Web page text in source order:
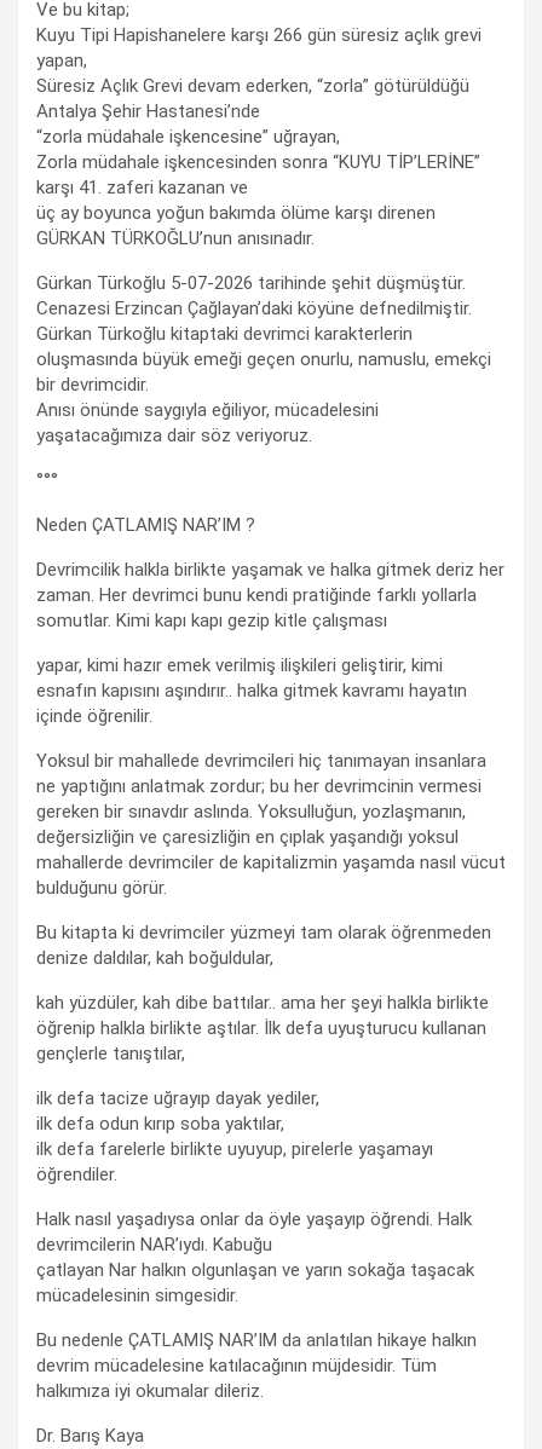
Ve bu kitap;
Kuyu Tipi Hapishanelere karşı 266 gün süresiz açlık grevi
yapan,
Süresiz Açlık Grevi devam ederken, “zorla” götürüldüğü
Antalya Şehir Hastanesi’nde
“zorla müdahale işkencesine” uğrayan,
Zorla müdahale işkencesinden sonra “KUYU TİP’LERİNE”
karşı 41. zaferi kazanan ve
üç ay boyunca yoğun bakımda ölüme karşı direnen
GÜRKAN TÜRKOĞLU’nun anısınadır.
Gürkan Türkoğlu 5-07-2026 tarihinde şehit düşmüştür.
Cenazesi Erzincan Çağlayan’daki köyüne defnedilmiştir.
Gürkan Türkoğlu kitaptaki devrimci karakterlerin
oluşmasında büyük emeği geçen onurlu, namuslu, emekçi
bir devrimcidir.
Anısı önünde saygıyla eğiliyor, mücadelesini
yaşatacağımıza dair söz veriyoruz.
°°°
Neden ÇATLAMIŞ NAR’IM ?
Devrimcilik halkla birlikte yaşamak ve halka gitmek deriz her
zaman. Her devrimci bunu kendi pratiğinde farklı yollarla
somutlar. Kimi kapı kapı gezip kitle çalışması
yapar, kimi hazır emek verilmiş ilişkileri geliştirir, kimi
esnafın kapısını aşındırır.. halka gitmek kavramı hayatın
içinde öğrenilir.
Yoksul bir mahallede devrimcileri hiç tanımayan insanlara
ne yaptığını anlatmak zordur; bu her devrimcinin vermesi
gereken bir sınavdır aslında. Yoksulluğun, yozlaşmanın,
değersizliğin ve çaresizliğin en çıplak yaşandığı yoksul
mahallerde devrimciler de kapitalizmin yaşamda nasıl vücut
bulduğunu görür.
Bu kitapta ki devrimciler yüzmeyi tam olarak öğrenmeden
denize daldılar, kah boğuldular,
kah yüzdüler, kah dibe battılar.. ama her şeyi halkla birlikte
öğrenip halkla birlikte aştılar. İlk defa uyuşturucu kullanan
gençlerle tanıştılar,
ilk defa tacize uğrayıp dayak yediler,
ilk defa odun kırıp soba yaktılar,
ilk defa farelerle birlikte uyuyup, pirelerle yaşamayı
öğrendiler.
Halk nasıl yaşadıysa onlar da öyle yaşayıp öğrendi. Halk
devrimcilerin NAR’ıydı. Kabuğu
çatlayan Nar halkın olgunlaşan ve yarın sokağa taşacak
mücadelesinin simgesidir.
Bu nedenle ÇATLAMIŞ NAR’IM da anlatılan hikaye halkın
devrim mücadelesine katılacağının müjdesidir. Tüm
halkımıza iyi okumalar dileriz.
Dr. Barış Kaya